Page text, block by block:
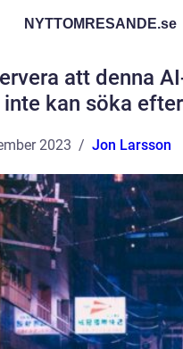
NYTTOMRESANDE.se
att denna
inte kan söka
2023 Jon Larsson